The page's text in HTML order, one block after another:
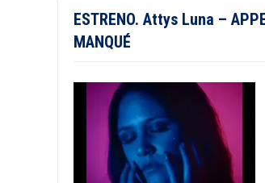
ESTRENO. Attys Luna –
MANQUÉ